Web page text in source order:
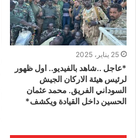
25 يناير، 2025
*عاجل ..شاهد بالفيديو.. اول ظهور
لرئيس هيئة الاركان الجيش
السوداني الفريق. محمد عثمان
الحسين داخل القيادة ويكشف*